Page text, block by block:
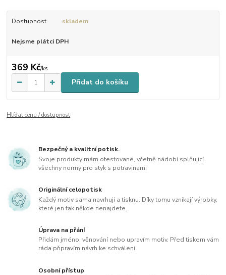
Dostupnost skladem
Nejsme plátci DPH
369 Kč/ks
Přidat do košíku
Hlídat cenu / dostupnost
Bezpečný a kvalitní potisk.
Svoje produkty mám otestované, včetně nádobí splňující
všechny normy pro styk s potravinami
Originální celopotisk
Každý motiv sama navrhuji a tisknu. Díky tomu vznikají výrobky,
které jen tak někde nenajdete.
Úprava na přání
Přidám jméno, věnování nebo upravím motiv. Před tiskem vám
ráda připravím návrh ke schválení.
Osobní přístup